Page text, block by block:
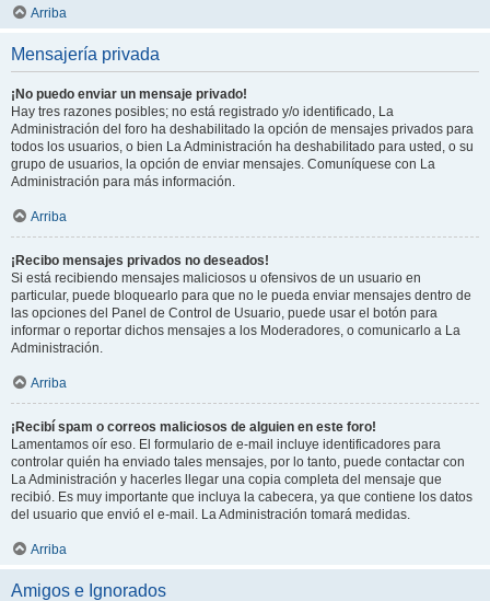
Arriba
Mensajería privada
¡No puedo enviar un mensaje privado!
Hay tres razones posibles; no está registrado y/o identificado, La
Administración del foro ha deshabilitado la opción de mensajes privados para
todos los usuarios, o bien La Administración ha deshabilitado para usted, o su
grupo de usuarios, la opción de enviar mensajes. Comuníquese con La
Administración para más información.
Arriba
¡Recibo mensajes privados no deseados!
Si está recibiendo mensajes maliciosos u ofensivos de un usuario en
particular, puede bloquearlo para que no le pueda enviar mensajes dentro de
las opciones del Panel de Control de Usuario, puede usar el botón para
informar o reportar dichos mensajes a los Moderadores, o comunicarlo a La
Administración.
Arriba
¡Recibí spam o correos maliciosos de alguien en este foro!
Lamentamos oír eso. El formulario de e-mail incluye identificadores para
controlar quién ha enviado tales mensajes, por lo tanto, puede contactar con
La Administración y hacerles llegar una copia completa del mensaje que
recibió. Es muy importante que incluya la cabecera, ya que contiene los datos
del usuario que envió el e-mail. La Administración tomará medidas.
Arriba
Amigos e Ignorados